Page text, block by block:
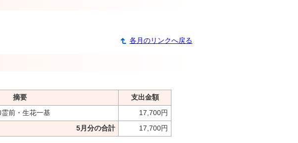
各月のリンクへ戻る
摘要 支出金額
前・生花一基 17,700円
5月分の合計 17,700円